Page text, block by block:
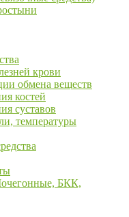
крови
обмена веществ
костей
суставов
температуры
БКК,